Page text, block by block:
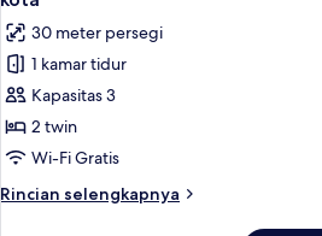
King,
balkon,
pemandangan
kota
foto
untuk
Kamar
Deluks,
2
Tempat
Tidur
Twin,
30 meter persegi
1 kamar tidur
Kapasitas 3
2 twin
Wi-Fi Gratis
Rincian selengkapnya
Rincian